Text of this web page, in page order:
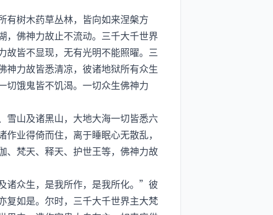
树木药草丛林，皆向如来涅槃方
，佛神力故止不流动。三千大千世界
故皆不显现，无有光明不能照曜。三
神力故皆悉清凉，彼诸地狱所有众生
切饿鬼皆不饥渴。一切众生佛神力
山及诸黑山，大地大海一切皆悉六
业得倚而住，离于睡眠心无散乱，
、梵天、释天、护世王等，佛神力故
众生，是我所作，是我所化。”彼
复如是。尔时，三千大千世界主大梵